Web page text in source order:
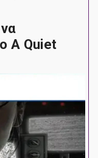
A Quiet